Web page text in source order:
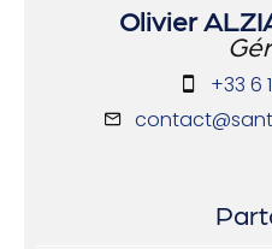
Olivier
+33 6